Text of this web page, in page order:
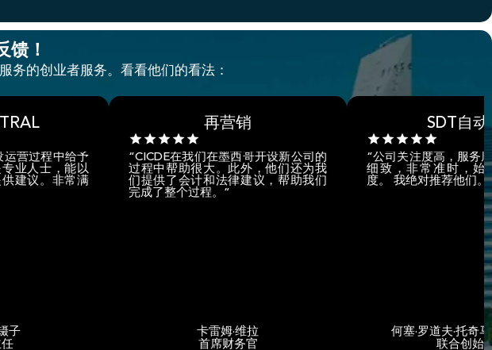
馈！
务的创业者服务。看看他们的看法：
予
以
满
“CICDE在我们在墨西哥开设新公司的
过程中帮助很大。此外，他们还为我
们提供了会计和法律建议，帮助我们
完成了整个过程。”
SDT自动化
“公司关注度高，服务周到，事后处
细致，非常准时，始终保持专业
度。 我绝对推荐他们。”
何塞·罗道夫·托奇马尼·托里哈